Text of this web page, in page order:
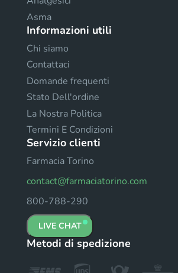
Asma
Informazioni utili
Chi siamo
Contattaci
Domande frequenti
Stato Dell'ordine
La Nostra Politica
Termini E Condizioni
Servizio clienti
Farmacia Torino
contact@farmaciatorino.com
800-788-290
LIVE CHAT
Metodi di spedizione